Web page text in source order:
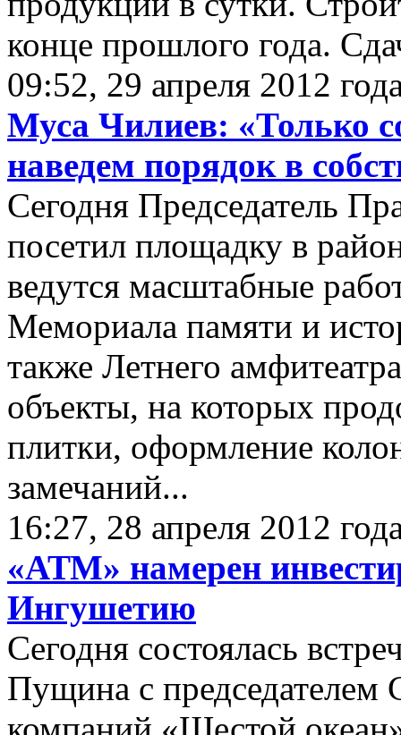
конце прошлого года.
09:52, 29 апреля 2012
Муса Чилиев: «Только
наведем порядок в
Сегодня Председатель
посетил площадку в
ведутся масштабные
Мемориала памяти и
также Летнего
объекты, на которых
плитки, оформление
замечаний...
16:27, 28 апреля 2012
«АТМ» намерен
Ингушетию
Сегодня состоялась
Пущина с председателем